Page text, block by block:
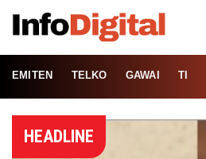
EMITEN TELKO GAWAI TI
HEADLINE